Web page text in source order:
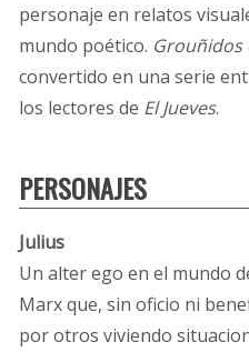
personaje en relatos
mundo poético. Grouñidos
convertido en una serie
los lectores de El Jueves.
PERSONAJES
Julius
Un alter ego en el mundo
Marx que, sin oficio ni
por otros viviendo